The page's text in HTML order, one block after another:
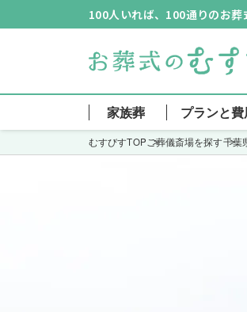
100人いれば、100通りのお葬
家族葬 プランと費
むすびすTOPご葬儀斎場を探す千葉